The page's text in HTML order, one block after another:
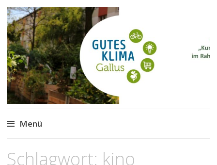
Gutes Klima im Gallus
Kurze Wege für den Klimaschutz
Menü
Inhalt
Schlagwort: kino